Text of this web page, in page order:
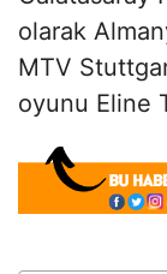
olarak
MTV
oyunu Eline